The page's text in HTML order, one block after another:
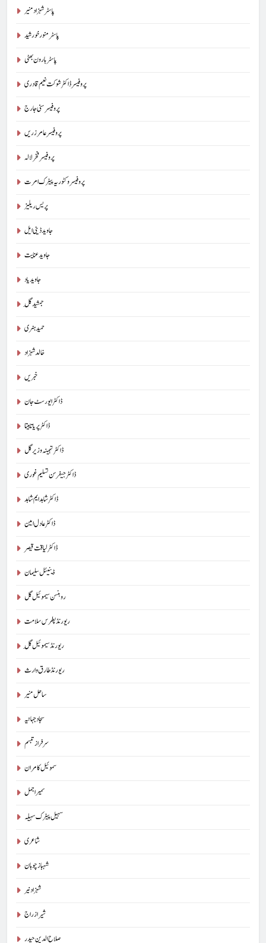
پاسٹر شہزاد منیر
پاسٹر منور خورشید
پاسٹر ہارون بھٹی
پروفیسر ڈاکٹر شوکت نعیم قادری
پروفیسر سنی جارج
پروفیسر عامر زریں
پروفیسر فخر لالہ
پروفیسر وکٹوریہ پیٹرک امرت
پریس ریلیز
جاوید ڈینی ایل
جاوید عنایت
جاوید یاد
جمشید گِل
حمید ہنری
خالد شہزاد
خبریں
ڈاکٹر ایورسٹ جان
ڈاکٹر پریا تابیتا
ڈاکٹر تہمینہ وزیر گل
ڈاکٹر جیفرسن تسلیم غوری
ڈاکٹر شاہد ایم شاہد
ڈاکٹر عادل امین
ڈاکٹر لیاقت قیصر
ڈینیئل سلیمان
روبنسن سیموئیل گل
ریورنڈ پطرس سلامت
ریورنڈ سیموئیل گِل
ریورنڈ طارق وارث
ساحل منیر
سجاد جہانیہ
سرفراز تبسم
سموئیل کامران
سمیر اجمل
سہیل پیٹرک سہیلہ
شاعری
شہباز چوہان
شہزاد نیر
شیراز راج
صلاح الدین حیدر